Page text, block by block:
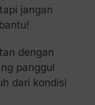
jangan
dengan
panggul
dari kondisi